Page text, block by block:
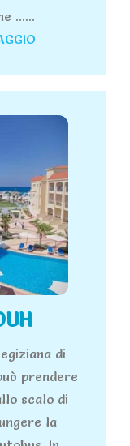
......
di
prendere
scalo di
la